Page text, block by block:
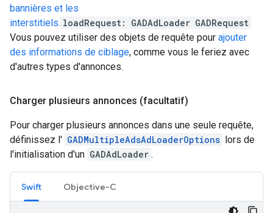
bannières et les
interstitiels. loadRequest: GADAdLoader GADRequest
Vous pouvez utiliser des objets de requête pour ajouter
des informations de ciblage, comme vous le feriez avec
d'autres types d'annonces.
Charger plusieurs annonces (facultatif)
Pour charger plusieurs annonces dans une seule requête,
définissez l' GADMultipleAdsAdLoaderOptions lors de
l'initialisation d'un GADAdLoader .
Swift Objective-C